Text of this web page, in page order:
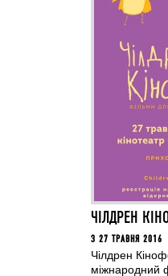
ЧІЛДРЕН
З 27 ТРАВНЯ 2016
Чілдрен
міжнародний